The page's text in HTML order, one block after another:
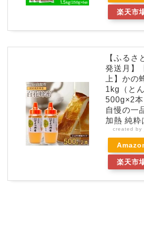
楽天市
【ふるさ
発送月】
上】かの
1kg（と
500g×2
自慢の一
加熱 純粋
created by
楽天市